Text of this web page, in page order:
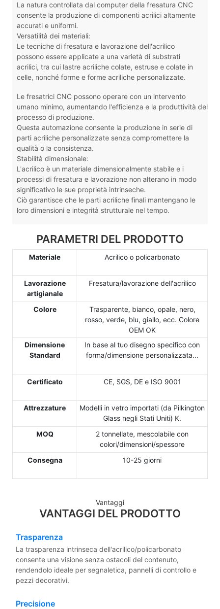
La natura controllata dal computer della fresatura CNC
consente la produzione di componenti acrilici altamente
accurati e uniformi.
Versatilità dei materiali:
Le tecniche di fresatura e lavorazione dell'acrilico
possono essere applicate a una varietà di substrati
acrilici, tra cui lastre acriliche colate, estruse e colate in
celle, nonché forme e forme acriliche personalizzate.
Le fresatrici CNC possono operare con un intervento
umano minimo, aumentando l'efficienza e la produttività del
processo di produzione.
Questa automazione consente la produzione in serie di
parti acriliche personalizzate senza compromettere la
qualità o la consistenza.
Stabilità dimensionale:
L'acrilico è un materiale dimensionalmente stabile e i
processi di fresatura e lavorazione non alterano in modo
significativo le sue proprietà intrinseche.
Ciò garantisce che le parti acriliche finali mantengano le
loro dimensioni e integrità strutturale nel tempo.
PARAMETRI DEL PRODOTTO
Materiale Acrilico o policarbonato
Lavorazione
artigianale
Fresatura/lavorazione dell'acrilico
Colore
Trasparente, bianco, opale, nero,
rosso, verde, blu, giallo, ecc. Colore
OEM OK
Dimensione
Standard
In base al tuo disegno specifico con
forma/dimensione personalizzata...
Certificato CE, SGS, DE e ISO 9001
Attrezzature
Modelli in vetro importati (da Pilkington
Glass negli Stati Uniti) K.
MOQ
2 tonnellate, mescolabile con
colori/dimensioni/spessore
Consegna
10-25 giorni
Vantaggi
VANTAGGI DEL PRODOTTO
Trasparenza
La trasparenza intrinseca dell'acrilico/policarbonato
consente una visione senza ostacoli del contenuto,
rendendolo ideale per segnaletica, pannelli di controllo e
pezzi decorativi.
Precisione